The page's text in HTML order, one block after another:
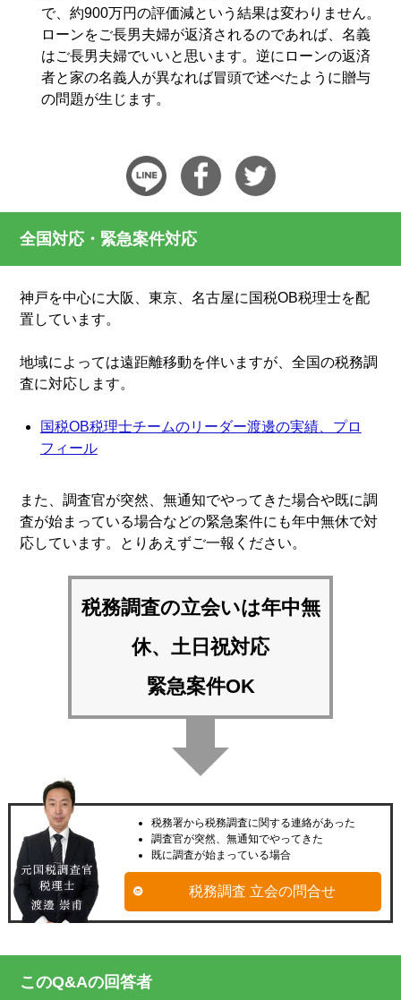
で、約900万円の評価減という結果は変わりません。
ローンをご長男夫婦が返済されるのであれば、名義
はご長男夫婦でいいと思います。逆にローンの返済
者と家の名義人が異なれば冒頭で述べたように贈与
の問題が生じます。
全国対応・緊急案件対応
神戸を中心に大阪、東京、名古屋に国税OB税理士を配
置しています。
地域によっては遠距離移動を伴いますが、全国の税務調
査に対応します。
国税OB税理士チームのリーダー渡邊の実績、プロ
フィール
また、調査官が突然、無通知でやってきた場合や既に調
査が始まっている場合などの緊急案件にも年中無休で対
応しています。とりあえずご一報ください。
税務調査の立会いは年中無
休、土日祝対応
緊急案件OK
税務署から税務調査に関する連絡があった
調査官が突然、無通知でやってきた
既に調査が始まっている場合
税務調査 立会の問合せ
このQ&Aの回答者